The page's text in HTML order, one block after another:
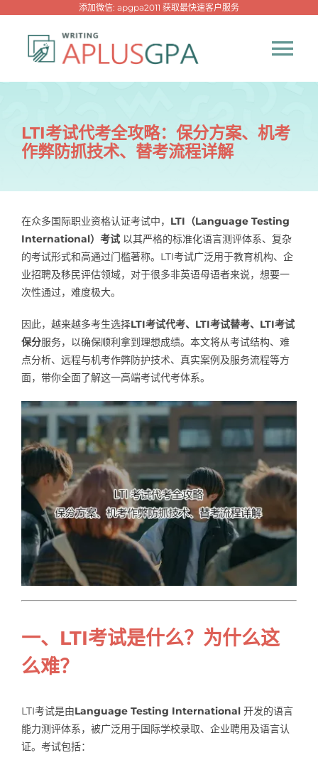
添加微信: apgpa2011 获取最快速客户服务
热门代写
网课专家
代写资讯 New！
Samples Hot!
LTI考试代考全攻略：保分方案、机考
作弊防抓技术、替考流程详解
在众多国际职业资格认证考试中， LTI（Language Testing
International）考试以其严格的标准化语言测评体系、复杂
的考试形式和高通过门槛著称。LTI考试广泛用于教育机构、企
业招聘及移民评估领域，对于很多非英语母语者来说，想要一
次性通过，难度极大。
因此，越来越多考生选择LTI考试代考、LTI考试替考、LTI考试
保分服务，以确保顺利拿到理想成绩。本文将从考试结构、难
点分析、远程与机考作弊防护技术、真实案例及服务流程等方
面，带你全面了解这一高端考试代考体系。
一、LTI考试是什么？为什么这
么难？
LTI考试是由Language Testing International开发的语言
能力测评体系，被广泛用于国际学校录取、企业聘用及语言认
证。考试包括：